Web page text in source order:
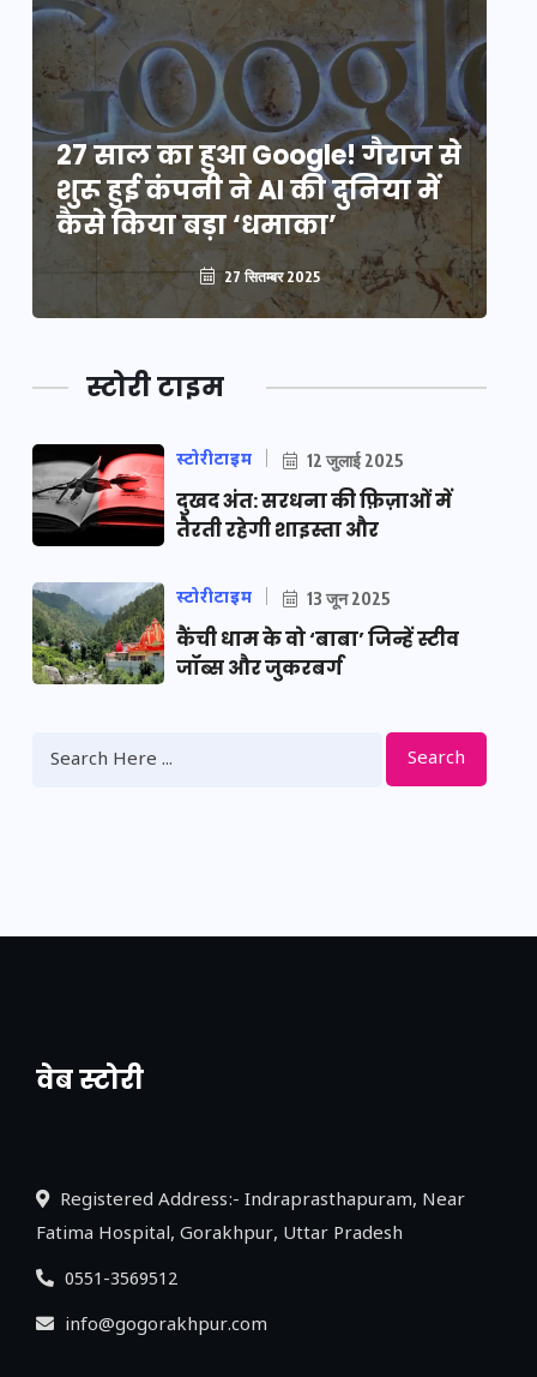
27 साल का हुआ Google! गैराज से
शुरू हुई कंपनी ने AI की दुनिया में
कैसे किया बड़ा ‘धमाका’
27 सितम्बर 2025
स्टोरी टाइम
स्टोरीटाइम 12 जुलाई 2025
दुखद अंत: सरधना की फ़िज़ाओं में
तैरती रहेगी शाइस्ता और
स्टोरीटाइम 13 जून 2025
कैंची धाम के वो ‘बाबा’ जिन्हें स्टीव
जॉब्स और जुकरबर्ग
Search
वेब स्टोरी
नया एक्सप्रेसवे: पूर्वांचल का लक, डेवलपमेंट का
Registered Address:- Indraprasthapuram, Near
Fatima Hospital, Gorakhpur, Uttar Pradesh
0551-3569512
info@gogorakhpur.com